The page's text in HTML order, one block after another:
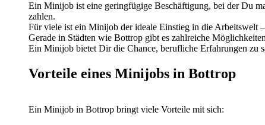
Ein Minijob ist eine geringfügige Beschäftigung, bei der Du
zahlen.
Für viele ist ein Minijob der ideale Einstieg in die Arbeitswelt
Gerade in Städten wie Bottrop gibt es zahlreiche
Ein Minijob bietet Dir die Chance, berufliche Erfahrungen zu
Vorteile eines Minijobs in Bottrop
Ein Minijob in Bottrop bringt viele Vorteile mit sich: